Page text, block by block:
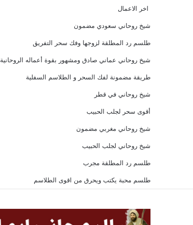
اخر الاعمال
شيخ روحاني سعودي مضمون
طلسم رد المطلقة لزوجها وفك سحر التفريق
شيخ روحاني عماني صادق ومشهور بقوة أعماله الروحانية
طريقة مضمونة لفك السحر و الطلاسم السفلية
شيخ روحاني في قطر
أقوى سحر لجلب الحبيب
شيخ روحاني مغربي مضمون
شيخ روحاني لجلب الحبيب
طلسم رد المطلقة مجرب
طلسم محبة يكتب ويحرق من اقوى الطلاسم